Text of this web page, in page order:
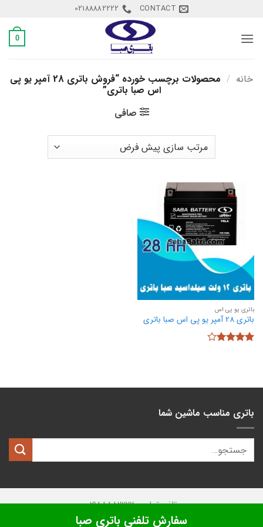
content
CONTACT
02188882222
0
خانه / محصولات برچسب خورده “فروش باتری 28 آمپر یو پی
اس صبا باتری”
صافی
باتری یو پی اس
باتری 28 آمپر یو پی اس صبا باتری
باتری مناسب ماشین شما
تلفن تماس: 02188882222
تمامی حقوق این وبسایت متعلق بهکیان باتری
سفارش تلفنی باتری صبا